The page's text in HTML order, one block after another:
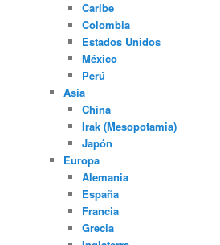
Caribe
Colombia
Estados Unidos
México
Perú
Asia
China
Irak (Mesopotamia)
Japón
Europa
Alemania
España
Francia
Grecia